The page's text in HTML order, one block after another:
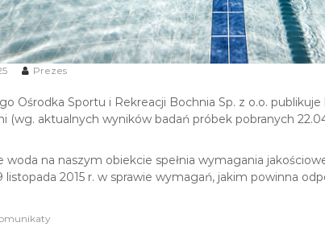
Prezes
Ośrodka Sportu i Rekreacji Bochnia Sp. z o.o.
(wg. aktualnych wyników badań próbek pobranych
woda na naszym obiekcie spełnia wymagania
listopada 2015 r. w sprawie wymagań, jakim powinna